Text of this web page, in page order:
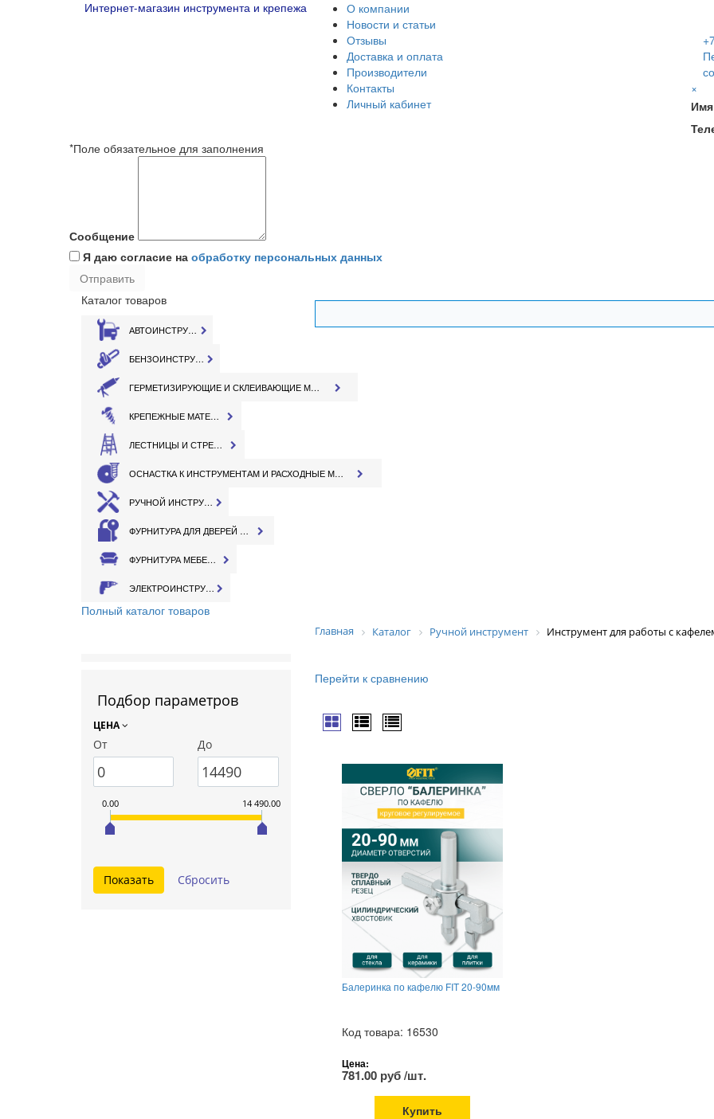
Интернет-магазин инструмента и крепежа
О компании
Новости и статьи
Отзывы
Доставка и оплата
Производители
Контакты
Личный кабинет
×
Имя
*Поле обязательное для заполнения
Сообщение
Я даю согласие на обработку персональных данных
Каталог товаров
АВТОИНСТРУМЕНТ
БЕНЗОИНСТРУМЕНТ
ГЕРМЕТИЗИРУЮЩИЕ И СКЛЕИВАЮЩИЕ МАТЕРИАЛЫ
КРЕПЕЖНЫЕ МАТЕРИАЛЫ
ЛЕСТНИЦЫ И СТРЕМЯНКИ
ОСНАСТКА К ИНСТРУМЕНТАМ И РАСХОДНЫЕ МАТЕРИАЛЫ
РУЧНОЙ ИНСТРУМЕНТ
ФУРНИТУРА ДЛЯ ДВЕРЕЙ И ОКОН
ФУРНИТУРА МЕБЕЛЬНАЯ
ЭЛЕКТРОИНСТРУМЕНТ
Полный каталог товаров
Главная Каталог Ручной инструмент Инструмент для работы с
Подбор параметров
ЦЕНА
От До
0.00 14 490.00
Перейти к сравнению
Балеринка по кафелю FIT 20-90мм
Код товара: 16530
Цена:
781.00 руб /шт.
Купить